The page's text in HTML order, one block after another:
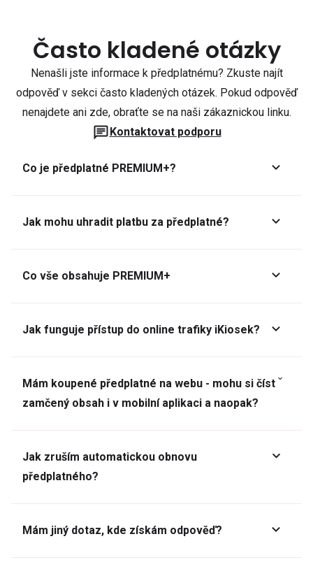
Často kladené otázky
Nenašli jste informace k předplatnému? Zkuste najít
odpověď v sekci často kladených otázek. Pokud odpověď
nenajdete ani zde, obraťte se na naši zákaznickou linku.
Kontaktovat podporu
Co je předplatné PREMIUM+?
Jak mohu uhradit platbu za předplatné?
Co vše obsahuje PREMIUM+
Jak funguje přístup do online trafiky iKiosek?
Mám koupené předplatné na webu - mohu si číst
zamčený obsah i v mobilní aplikaci a naopak?
Jak zruším automatickou obnovu
předplatného?
Mám jiný dotaz, kde získám odpověď?